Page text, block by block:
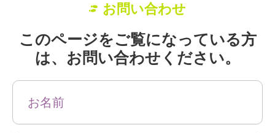
お問い合わせ
このページをご覧になっている方
は、お問い合わせください。